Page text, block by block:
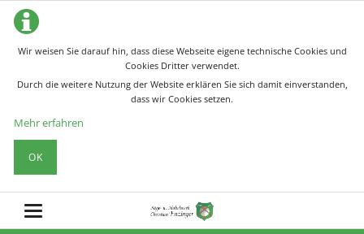
Wir weisen Sie darauf hin, dass diese Webseite eigene technische Cookies und
Cookies Dritter verwendet.
Durch die weitere Nutzung der Website erklären Sie sich damit einverstanden,
dass wir Cookies setzen.
Mehr erfahren
OK